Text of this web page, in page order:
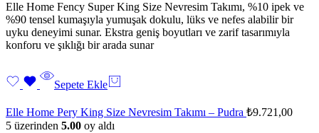
Elle Home Fency Super King Size Nevresim Takımı, %10 ipek ve
%90 tensel kumaşıyla yumuşak dokulu, lüks ve nefes alabilir bir
uyku deneyimi sunar. Ekstra geniş boyutları ve zarif tasarımıyla
konforu ve şıklığı bir arada sunar
Sepete Ekle
Elle Home Pery King Size Nevresim Takımı – Pudra ₺9.721,00
5 üzerinden 5.00 oy aldı